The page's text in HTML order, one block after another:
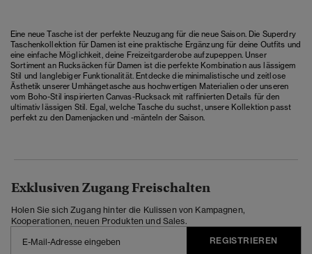
Eine neue Tasche ist der perfekte Neuzugang für die neue Saison. Die Superdry
Taschenkollektion für Damen ist eine praktische Ergänzung für deine Outfits und
eine einfache Möglichkeit, deine Freizeitgarderobe aufzupeppen. Unser
Sortiment an Rucksäcken für Damen ist die perfekte Kombination aus lässigem
Stil und langlebiger Funktionalität. Entdecke die minimalistische und zeitlose
Ästhetik unserer Umhängetasche aus hochwertigen Materialien oder unseren
vom Boho-Stil inspirierten Canvas-Rucksack mit raffinierten Details für den
ultimativ lässigen Stil. Egal, welche Tasche du suchst, unsere Kollektion passt
perfekt zu den Damenjacken und -mänteln der Saison.
Exklusiven Zugang Freischalten
Holen Sie sich Zugang hinter die Kulissen von Kampagnen,
Kooperationen, neuen Produkten und Sales.
REGISTRIEREN